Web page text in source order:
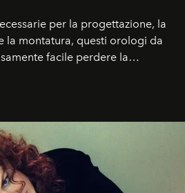
per la progettazione, la
la montatura, questi orologi da
facile perdere la
con quadranti così